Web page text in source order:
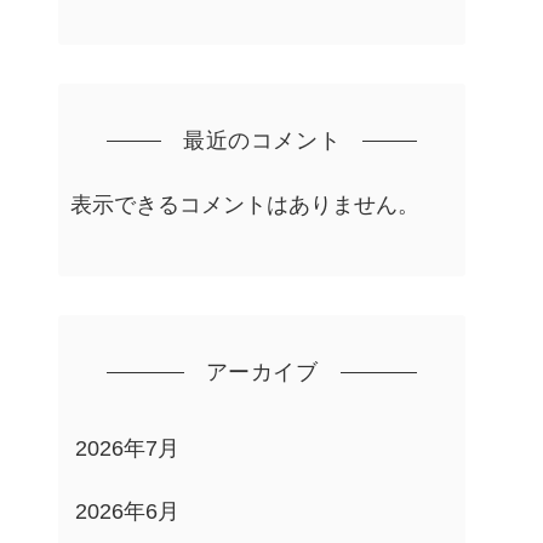
最近のコメント
表示できるコメントはありません。
アーカイブ
2026年7月
2026年6月